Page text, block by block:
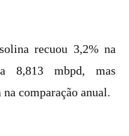
recuou 3,2% na
8,813 mbpd, mas
comparação anual.